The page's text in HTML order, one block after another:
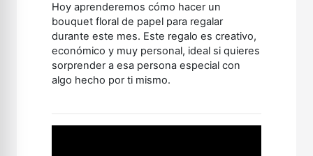
Hoy aprenderemos cómo hacer un
bouquet floral de papel para regalar
durante este mes. Este regalo es creativo,
económico y muy personal, ideal si quieres
sorprender a esa persona especial con
algo hecho por ti mismo.